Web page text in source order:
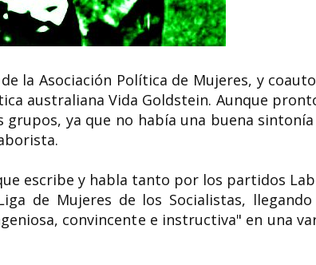
la Asociación Política de Mujeres, y
australiana Vida Goldstein. Aunque
ya que no había una buena
escribe y habla tanto por los partidos
de Mujeres de los Socialistas,
convincente e instructiva" en una